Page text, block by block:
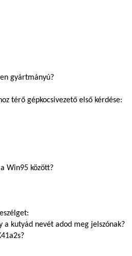
gyártmányú?
térő gépkocsivezető első kérdése:
Win95 között?
a kutyád nevét adod meg jelszónak?